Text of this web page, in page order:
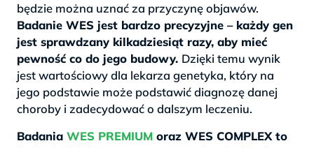
będzie można uznać za przyczynę objawów.
Badanie WES jest bardzo precyzyjne – każdy gen
jest sprawdzany kilkadziesiąt razy, aby mieć
pewność co do jego budowy. Dzięki temu wynik
jest wartościowy dla lekarza genetyka, który na
jego podstawie może podstawić diagnozę danej
choroby i zadecydować o dalszym leczeniu.
Badania WES PREMIUM oraz WES COMPLEX to